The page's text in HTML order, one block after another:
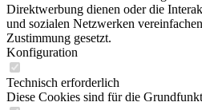
Direktwerbung dienen oder die
und sozialen Netzwerken
Zustimmung gesetzt.
Konfiguration
Technisch erforderlich
Diese Cookies sind für die